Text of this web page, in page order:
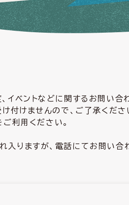
イベントなどに関するお問い合
付けませんので、ご了承くださ
ご利用ください。
りますが、電話にてお問い合